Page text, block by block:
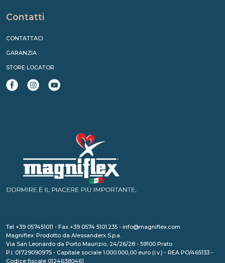
Contatti
CONTATTACI
GARANZIA
STORE LOCATOR
Tel +39 057451011 - Fax +39 0574 5101.235 - info@magniflex.com
Magniflex: Prodotto da Alessanderx S.p.a.
Via San Leonardo da Porto Maurizio, 24/26/28 - 59100 Prato
P.I. 01729090975 - Capitale sociale 1.000.000,00 euro (i.v.) - REA PO/465133 -
Codice fiscale 01246380461